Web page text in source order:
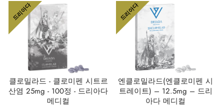
드리아다
클로밀라드 - 클로미펜 시트르
산염 25mg - 100정 - 드리아다
메디컬
드리아다
엔클로밀라드(엔클로미펜 시
트레이트) – 12.5mg – 드리
아다 메디컬